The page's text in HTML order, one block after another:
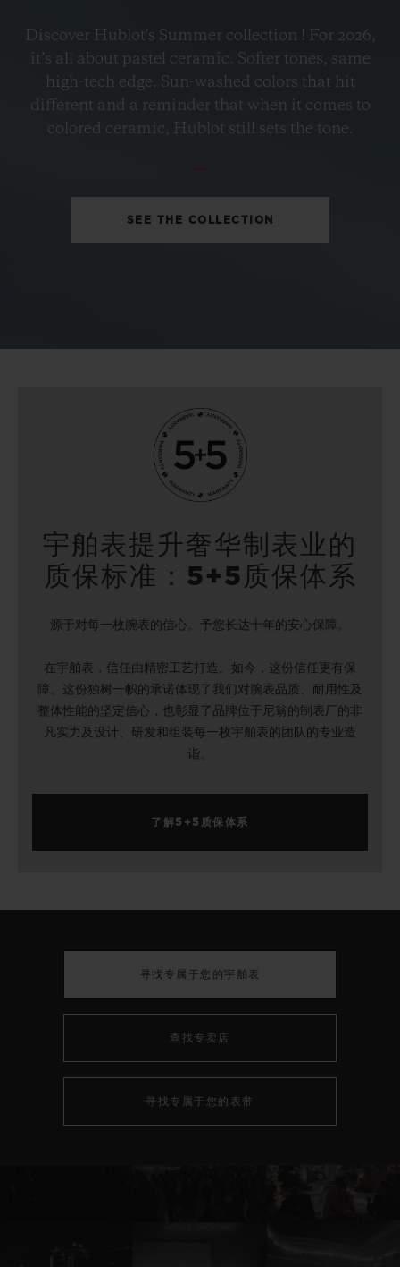
Discover Hublot's Summer collection ! For 2026,
it’s all about pastel ceramic. Softer tones, same
high-tech edge. Sun-washed colors that hit
different and a reminder that when it comes to
colored ceramic, Hublot still sets the tone.
SEE THE COLLECTION
宇舶表提升奢华制表业的
质保标准：5+5质保体系
源于对每一枚腕表的信心。予您长达十年的安心保障。
在宇舶表，信任由精密工艺打造。如今，这份信任更有保
障。这份独树一帜的承诺体现了我们对腕表品质、耐用性及
整体性能的坚定信心，也彰显了品牌位于尼翁的制表厂的非
凡实力及设计、研发和组装每一枚宇舶表的团队的专业造
诣。
了解5+5质保体系
寻找专属于您的宇舶表
查找专卖店
寻找专属于您的表带